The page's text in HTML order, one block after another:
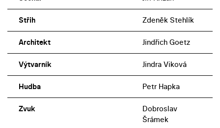
Střih Zdeněk Stehlík
Architekt Jindřich Goetz
Výtvarník Jindra Viková
Hudba Petr Hapka
Zvuk
Dobroslav
Šrámek